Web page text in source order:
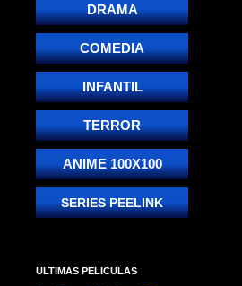
DRAMA
COMEDIA
INFANTIL
TERROR
ANIME 100X100
SERIES PEELINK
ULTIMAS PELICULAS